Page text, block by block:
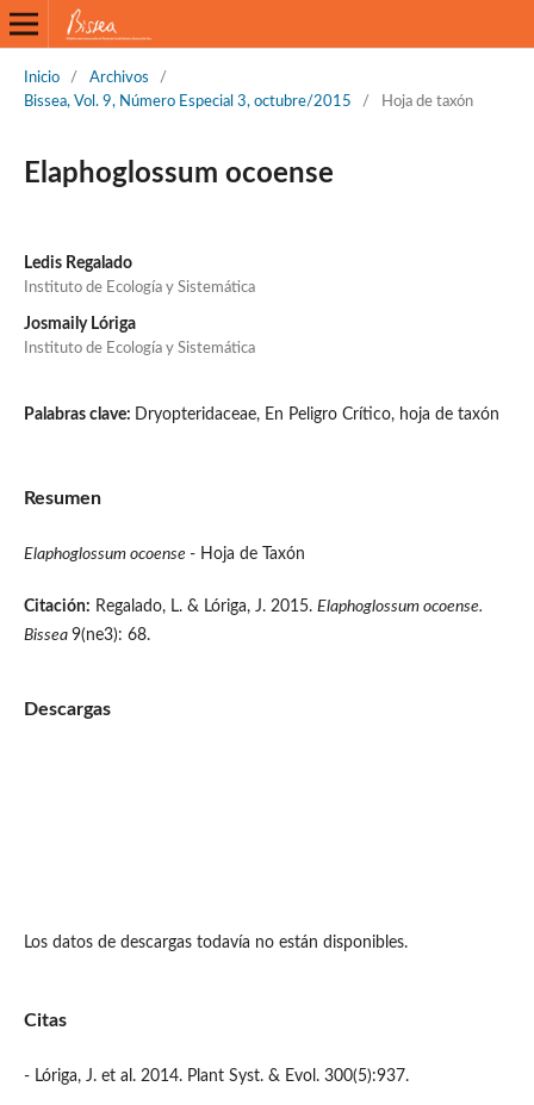
Inicio / Archivos
/
Bissea, Vol. 9, Número Especial 3, octubre/2015
/ Hoja de taxón
Elaphoglossum ocoense
Ledis Regalado
Instituto de Ecología y Sistemática
Josmaily Lóriga
Instituto de Ecología y Sistemática
Palabras clave: Dryopteridaceae, En Peligro Crítico, hoja de taxón
Resumen
Elaphoglossum ocoense - Hoja de Taxón
Citación: Regalado, L. & Lóriga, J. 2015. Elaphoglossum ocoense.
Bissea 9(ne3): 68.
Descargas
Los datos de descargas todavía no están disponibles.
Citas
- Lóriga, J. et al. 2014. Plant Syst. & Evol. 300(5):937.